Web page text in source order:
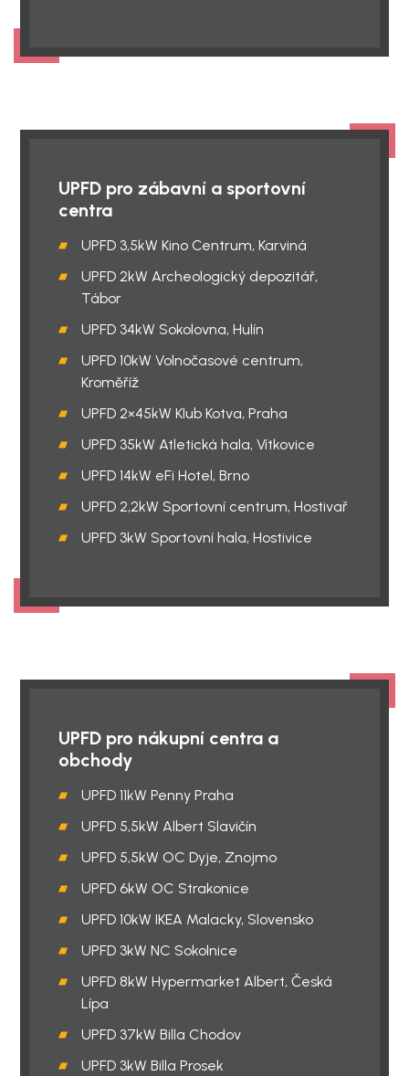
UPFD pro zábavní a sportovní
centra
UPFD 3,5kW Kino Centrum, Karviná
UPFD 2kW Archeologický depozitář,
Tábor
UPFD 34kW Sokolovna, Hulín
UPFD 10kW Volnočasové centrum,
Kroměříž
UPFD 2×45kW Klub Kotva, Praha
UPFD 35kW Atletická hala, Vítkovice
UPFD 14kW eFi Hotel, Brno
UPFD 2,2kW Sportovní centrum, Hostivař
UPFD 3kW Sportovní hala, Hostivice
UPFD pro nákupní centra a
obchody
UPFD 11kW Penny Praha
UPFD 5,5kW Albert Slavičín
UPFD 5,5kW OC Dyje, Znojmo
UPFD 6kW OC Strakonice
UPFD 10kW IKEA Malacky, Slovensko
UPFD 3kW NC Sokolnice
UPFD 8kW Hypermarket Albert, Česká
Lípa
UPFD 37kW Billa Chodov
UPFD 3kW Billa Prosek